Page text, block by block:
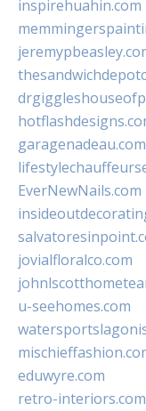
inspirehuahin.com
garagenadeau.com
EverNewNails.com
jovialfloralco.com
u-seehomes.com
eduwyre.com
retro-interiors.com